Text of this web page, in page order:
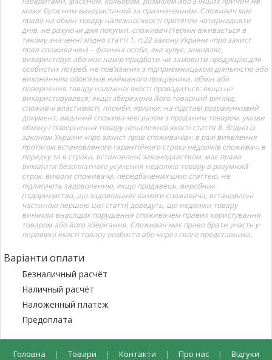
може бути ним використаний за призначенням. Споживач має
право на обмін товару належної якості протягом чотирнадцяти
днів, не рахуючи дня покупки. споживач (термін вживається в
такому значенні згідно статті 1. п.22 закону України «про захист
прав споживачів») – фізична особа, яка купує, замовляє,
використовує або має намір придбати чи замовити продукцію для
особистих потреб, не пов’язаних з підприємницькою діяльністю або
виконанням обов’язків найманого працівника. обмін або
повернення товару належної якості провадиться: якщо не
використовувався; якщо збережено його товарний вигляд,
споживчі властивості, пломби, ярлики; на підставі розрахунковий
документ, виданий споживачеві разом з проданим товаром. умови
обміну / повернення товару неналежної якості стаття 8. Згідно із
законом України «про захист прав споживачів»: в разі виявлення
протягом встановленого гарантійного строку недоліків споживач, в
порядку та в строки, встановлені законодавством, має право
вимагати безоплатного усунення недоліків товару в розумний
строк. вимоги споживача, передбачених цією статтею, не
підлягають задоволенню, якщо продавець, виробник
(підприємство, що задовольняє вимоги споживача, встановлені
частиною першою цієї статті) доведуть, що недоліки товару
виникли внаслідок порушення споживачем правил користування
товаром або його зберігання. Споживач має право брати участь у
перевірці якості товару особисто або через свого представника.
Варіанти оплати
Безналичный расчёт
Наличный расчёт
Наложенный платеж
Предоплата
Головна | Товари | Контакти | Про нас | Відгуки